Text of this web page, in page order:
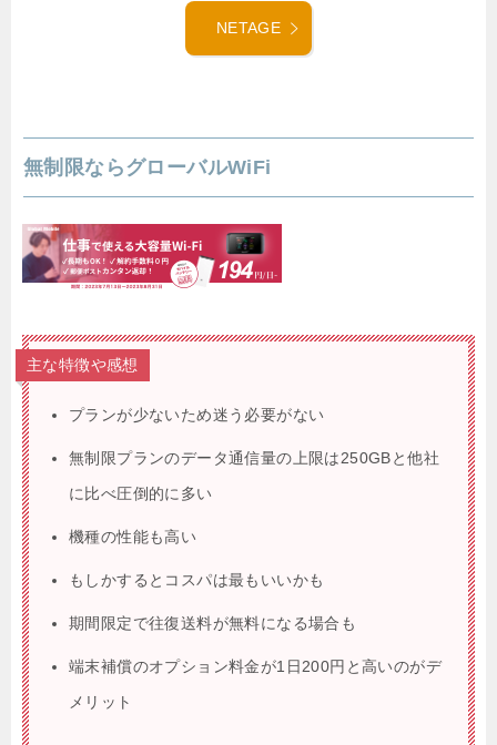
NETAGE
無制限ならグローバルWiFi
主な特徴や感想
プランが少ないため迷う必要がない
無制限プランのデータ通信量の上限は250GBと他社
に比べ圧倒的に多い
機種の性能も高い
もしかするとコスパは最もいいかも
期間限定で往復送料が無料になる場合も
端末補償のオプション料金が1日200円と高いのがデ
メリット